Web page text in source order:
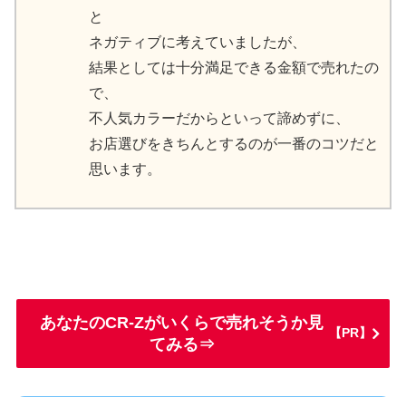
と
ネガティブに考えていましたが、
結果としては十分満足できる金額で売れたの
で、
不人気カラーだからといって諦めずに、
お店選びをきちんとするのが一番のコツだと
思います。
あなたのCR-Zがいくらで売れそうか見
てみる⇒
【PR】